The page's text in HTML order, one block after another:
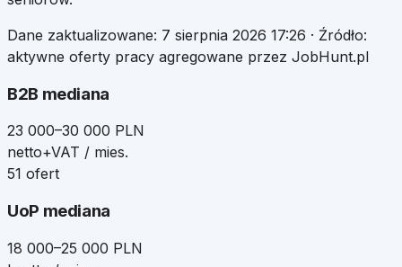
Dane zaktualizowane: 7 sierpnia 2026 17:26 · Źródło:
aktywne oferty pracy agregowane przez JobHunt.pl
B2B mediana
23 000–30 000 PLN
netto+VAT / mies.
51 ofert
UoP mediana
18 000–25 000 PLN